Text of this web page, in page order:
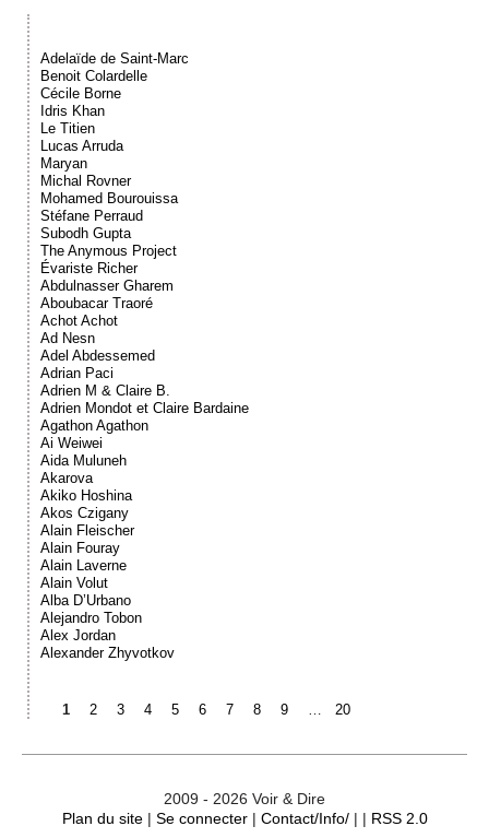
Adelaïde de Saint-Marc
Benoit Colardelle
Cécile Borne
Idris Khan
Le Titien
Lucas Arruda
Maryan
Michal Rovner
Mohamed Bourouissa
Stéfane Perraud
Subodh Gupta
The Anymous Project
Évariste Richer
Abdulnasser Gharem
Aboubacar Traoré
Achot Achot
Ad Nesn
Adel Abdessemed
Adrian Paci
Adrien M & Claire B.
Adrien Mondot et Claire Bardaine
Agathon Agathon
Ai Weiwei
Aida Muluneh
Akarova
Akiko Hoshina
Akos Czigany
Alain Fleischer
Alain Fouray
Alain Laverne
Alain Volut
Alba D’Urbano
Alejandro Tobon
Alex Jordan
Alexander Zhyvotkov
1 2 3 4 5 6 7 8 9 … 20
2009 - 2026 Voir & Dire
Plan du site| Se connecter| Contact/Info/| | RSS 2.0